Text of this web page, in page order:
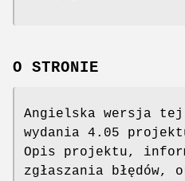
O STRONIE
Angielska wersja
wydania 4.05
Opis projektu,
zgłaszania błędów,